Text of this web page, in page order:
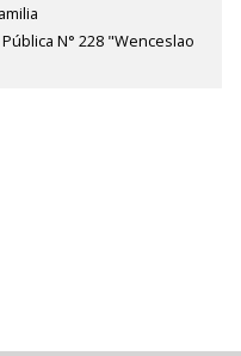
N° 228 "Wenceslao